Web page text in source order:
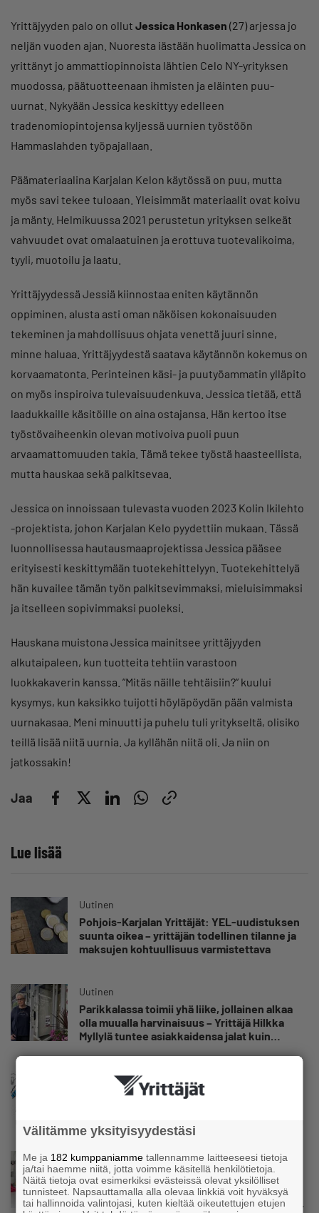
Yrittäjyyden palo on ollut Jessica Honkasen (27) arjessa jo
neljän vuoden ajan. Nuoresta iästään huolimatta Jessica on
yrittänyt jo ammattiopinnoista lähtien Celo NY-yrityksen
muodossa, päätuotteenaan ihmisten ja eläinten puu-
uurnat. Nykyään Jessica keskittyy edelleen
tradenomiopintojensa kyljessä uurnien työstöön
Hammaslahden työpajallaan.
Päämateriaalina Karjalan Kelon käytössä on puu, mutta
myös savi tekee tuloaan. Yleisimmät materiaalit ovat koivu
ja mänty. Helmikuussa 2021 perustetun yrityksen selkeät
vahvuudet ovat omalaatuinen ja erottuva tuotevalikoima,
tyyli, muotoilu ja laatu.
Yrittäjyydessä Jessiä kiinnostaa eniten käytännön
oppiminen, alusta asti oman näköisen kokonaisuuden
tekeminen ja mahdollisuus ohjata venettä juuri sinne,
minne haluaa. Yrittäjyydestä saatava käytännön kokemus on
korvaamatonta. Perinteinen käsi- ja puutyöammatin ylläpito
on myös inspiroiva tulevaisuudenkuva. Jessica tietää, että
laadukkaille käsitöille on aina ostajansa. Hän kertoo itse
työstövaiheenkin olevan motivoiva puoli puun
arvaamattomuuden takia. Tämä tekee työstä haasteellista,
mutta hauskaa sekä palkitsevaa.
Jessica on innoissaan tulevasta vuoden 2023 Kolin Ikilehto
-projektista, johon Karjalan Kelo pyydettiin mukaan. Tässä
luonnollisessa hautausmaaprojektissa Jessica pääsee
erityisesti keskittymään tuotekehittelyyn. Tuotekehittelyä
hän kuvailee tämän työn palkitsevimmaksi, mieluisimmaksi
ja itselleen sopivimmaksi puoleksi.
Hauskana muistona Jessica mainitsee yrittäjyyden
alkutaipaleen, kun tuotteita tehtiin varastoon
luokkakaverin kanssa. ”Mitäs näille tehtäisiin?” kuului
kysymys, kun kaksikko tuijotti höyläpöydän pään valmista
uurnakasaa. Meni minuutti ja puhelu tuli yritykseltä, olisiko
teillä lisää niitä uurnia. Ja kyllähän niitä oli. Ja niin on
jatkossakin!
Jaa
Lue lisää
Uutinen
Pohjois-Karjalan Yrittäjät: YEL-uudistuksen
suunta oikea – yrittäjän todellinen tilanne ja
maksujen kohtuullisuus varmistettava
Uutinen
Parikkalassa toimii yhä liike, jollainen alkaa
olla muualla harvinaisuus – Yrittäjä Hilkka
Myllylä tuntee asiakkaidensa jalat kuin
Nämä yritykset nousivat AAA-luokkaan –
Uutinen
Kolmesta syövästä, uupumuksista ja
syömishäiriöstä selvinnyt Mira Rinne: ”Kun
olen katsonut useasti kuolemaa silmiin, olen
Välitämme yksityisyydestäsi
Me ja 182 kumppaniamme tallennamme laitteeseesi tietoja
ja/tai haemme niitä, jotta voimme käsitellä henkilötietoja.
Näitä tietoja ovat esimerkiksi evästeissä olevat yksilölliset
tunnisteet. Napsauttamalla alla olevaa linkkiä voit hyväksyä
tai hallinnoida valintojasi, kuten kieltää oikeutettujen etujen